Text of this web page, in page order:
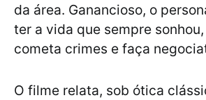
da área. Ganancioso, o
ter a vida que sempre
cometa crimes e faça
O filme relata, sob ótica